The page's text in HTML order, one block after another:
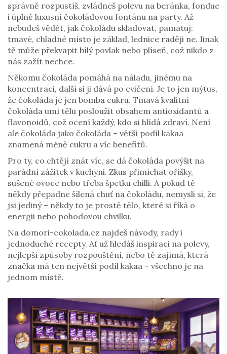
správně rozpustíš, zvládneš polevu na beránka, fondue
i úplně luxusní čokoládovou fontánu na party. Až
nebudeš vědět, jak čokoládu skladovat, pamatuj:
tmavé, chladné místo je základ, lednice raději ne. Jinak
tě může překvapit bílý povlak nebo plíseň, což nikdo z
nás zažít nechce.
Někomu čokoláda pomáhá na náladu, jinému na
koncentraci, další si ji dává po cvičení. Je to jen mýtus,
že čokoláda je jen bomba cukru. Tmavá kvalitní
čokoláda umí tělu posloužit obsahem antioxidantů a
flavonoidů, což ocení každý, kdo si hlídá zdraví. Není
ale čokoláda jako čokoláda – větší podíl kakaa
znamená méně cukru a víc benefitů.
Pro ty, co chtějí znát víc, se dá čokoláda povýšit na
parádní zážitek v kuchyni. Zkus přimíchat oříšky,
sušené ovoce nebo třeba špetku chilli. A pokud tě
někdy přepadne šílená chuť na čokoládu, nemysli si, že
jsi jediný – někdy to je prostě tělo, které si říká o
energii nebo pohodovou chvilku.
Na domori-cokolada.cz najdeš návody, rady i
jednoduché recepty. Ať už hledáš inspiraci na polevy,
nejlepší způsoby rozpouštění, nebo tě zajímá, která
značka má ten největší podíl kakaa – všechno je na
jednom místě.